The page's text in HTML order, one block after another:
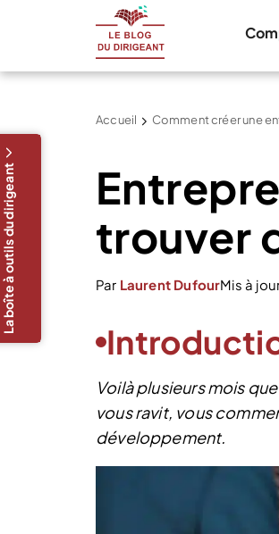
Accueil Comment créer une
trouver
Par Laurent DufourMis à
Voilà plusieurs mois
vous ravit, vous
développement.
La boîte à outils du dirigeant